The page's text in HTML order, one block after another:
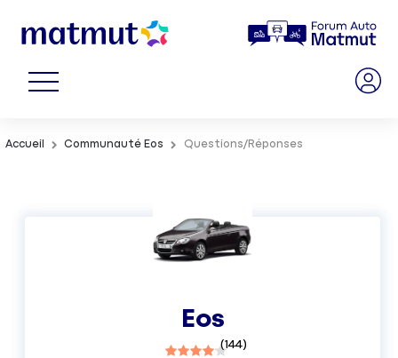
Accueil Communauté Eos Questions/Réponses
Eos
(144)